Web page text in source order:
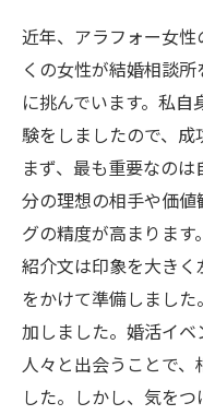
近年、アラフォー女
くの女性が結婚相談
に挑んでいます。私
験をしましたので、成
まず、最も重要なの
分の理想の相手や価
グの精度が高まりま
紹介文は印象を大き
をかけて準備しまし
加しました。婚活イ
人々と出会うことで
した。しかし、気を